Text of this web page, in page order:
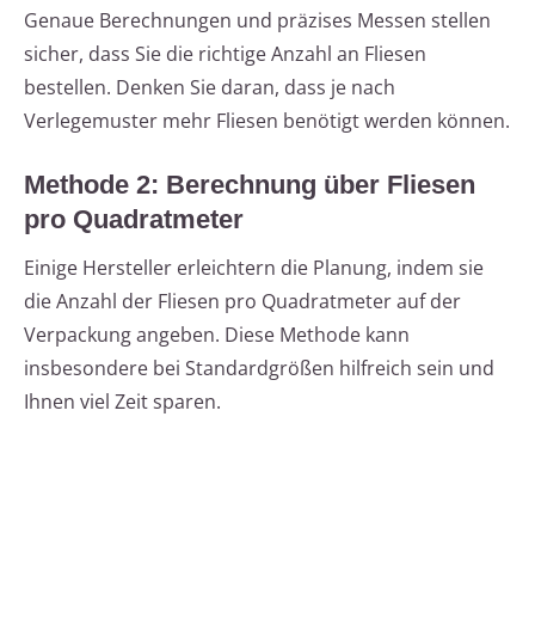
Genaue Berechnungen und präzises Messen stellen
sicher, dass Sie die richtige Anzahl an Fliesen
bestellen. Denken Sie daran, dass je nach
Verlegemuster mehr Fliesen benötigt werden können.
Methode 2: Berechnung über Fliesen
pro Quadratmeter
Einige Hersteller erleichtern die Planung, indem sie
die Anzahl der Fliesen pro Quadratmeter auf der
Verpackung angeben. Diese Methode kann
insbesondere bei Standardgrößen hilfreich sein und
Ihnen viel Zeit sparen.